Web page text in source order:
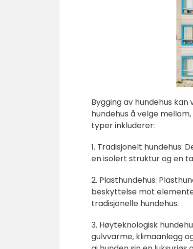
Bygging av hundehus
hundehus å velge
typer inkluderer:
1. Tradisjonelt hundehus:
en isolert struktur og en
2. Plasthundehus:
beskyttelse mot
tradisjonelle hundehus.
3. Høyteknologisk
gulvvarme, klimaanlegg